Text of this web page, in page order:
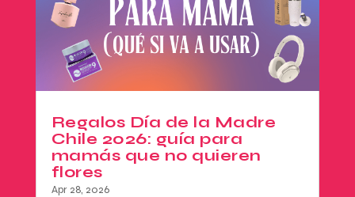
Regalos Día de la Madre
Chile 2026: guía para
mamás que no quieren
flores
Apr 28, 2026